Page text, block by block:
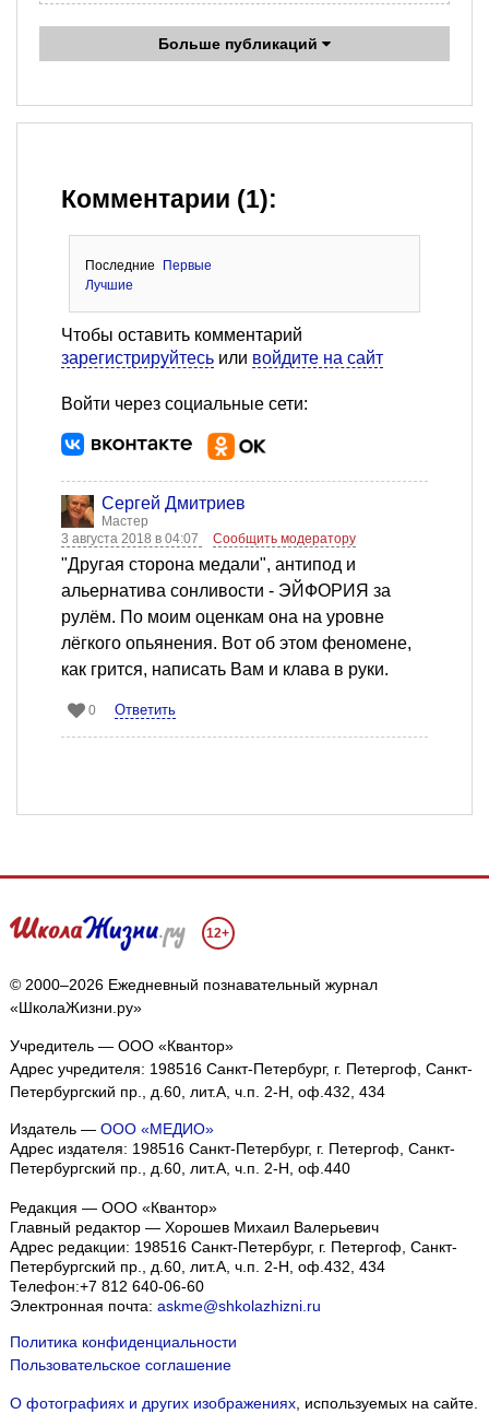
Больше публикаций
Комментарии (1):
Последние
Первые
Лучшие
Чтобы оставить комментарий
зарегистрируйтесь или войдите на сайт
Войти через социальные сети:
Сергей Дмитриев
Мастер
3 августа 2018 в 04:07
Сообщить модератору
"Другая сторона медали", антипод и
альернатива сонливости - ЭЙФОРИЯ за
рулём. По моим оценкам она на уровне
лёгкого опьянения. Вот об этом феномене,
как грится, написать Вам и клава в руки.
0 Ответить
12+
© 2000–2026 Ежедневный познавательный журнал
«ШколаЖизни.ру»
Учредитель — ООО «Квантор»
Адрес учредителя: 198516 Санкт-Петербург, г. Петергоф, Санкт-
Петербургский пр., д.60, лит.А, ч.п. 2-Н, оф.432, 434
Издатель — ООО «МЕДИО»
Адрес издателя: 198516 Санкт-Петербург, г. Петергоф, Санкт-
Петербургский пр., д.60, лит.А, ч.п. 2-Н, оф.440
Редакция — ООО «Квантор»
Главный редактор — Хорошев Михаил Валерьевич
Адрес редакции: 198516 Санкт-Петербург, г. Петергоф Санкт-
Петербургский пр., д.60, лит.А, ч.п. 2-Н, оф.432, 434
Телефон:+7 812 640-06-60
Электронная почта: askme@shkolazhizni.ru
Политика конфиденциальности
Пользовательское соглашение
О фотографиях и других изображениях, используемых на сайте.